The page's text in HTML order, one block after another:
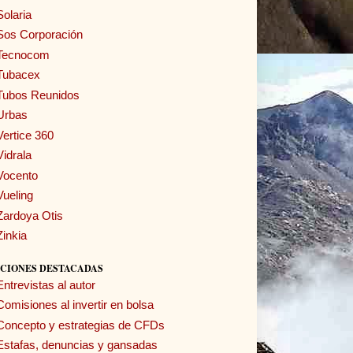
Corporación
Reunidos
360
Otis
DESTACADAS
al autor
al invertir en bolsa
y estrategias de CFDs
denuncias y gansadas